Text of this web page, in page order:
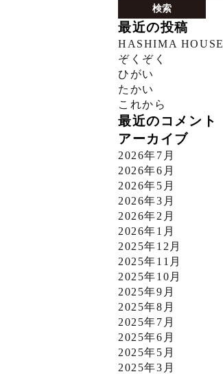
最近の投稿
HASHIMA HOUSE
ぞくぞく
ひがい
たかい
これから
最近のコメント
アーカイブ
2026年7月
2026年6月
2026年5月
2026年3月
2026年2月
2026年1月
2025年12月
2025年11月
2025年10月
2025年9月
2025年8月
2025年7月
2025年6月
2025年5月
2025年3月